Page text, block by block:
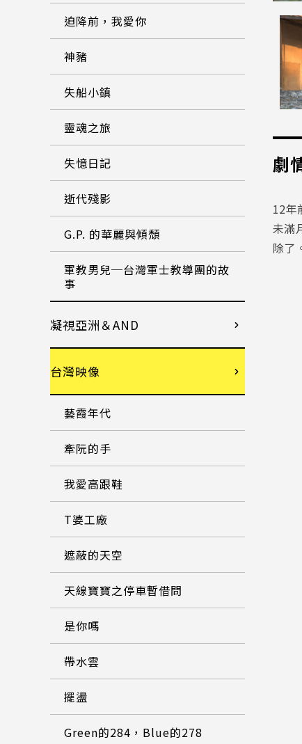
劇
12年
未滿
除了
迫降前，我愛你
神豬
失船小鎮
靈魂之旅
失憶日記
逝代殘影
G.P. 的華麗與傾頹
軍教男兒─台灣軍士教導團的故
事
凝視亞洲＆AND
台灣映像
藝霞年代
牽阮的手
我愛高跟鞋
T婆工廠
遮蔽的天空
天線寶寶之停車暫借問
是你嗎
帶水雲
擺盪
Green的284，Blue的278